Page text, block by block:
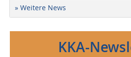
» Weitere News
KKA-